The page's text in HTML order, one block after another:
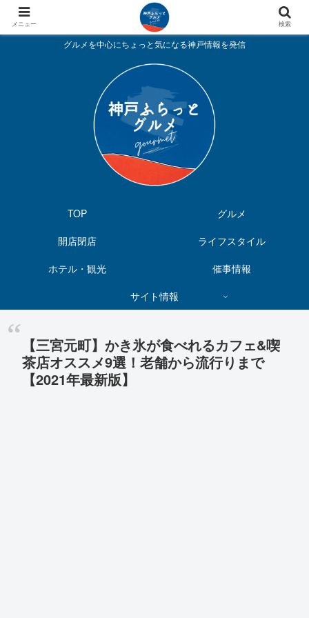
グルメを中心にちょっと気になる神戸情報を発信
TOP
グルメ
開店閉店
ライフスタイル
ホテル・観光
催事情報
サイト情報
【三宮元町】かき氷が食べれるカフェ&喫
茶店オススメ9選！老舗から流行りまで
【2021年最新版】
メニュー 検索